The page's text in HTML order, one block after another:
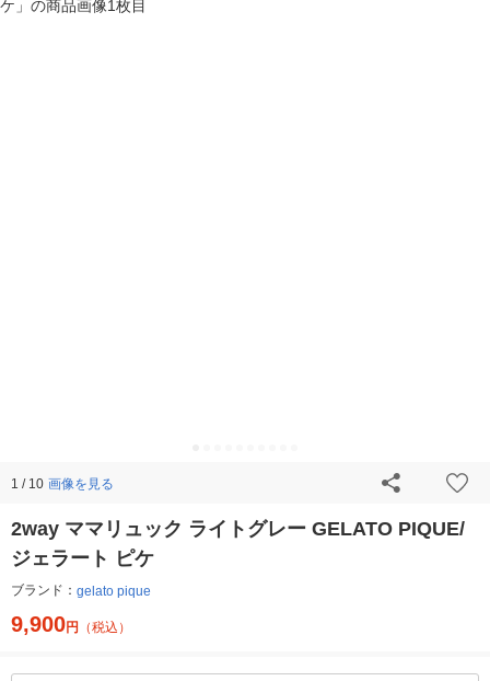
1 / 10 画像を見る
2way ママリュック ライトグレー GELATO PIQUE/
ジェラート ピケ
ブランド： gelato pique
9,900円 （税込）